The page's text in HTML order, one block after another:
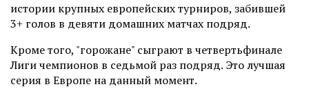
истории крупных европейских турниров, забившей
3+ голов в девяти домашних матчах подряд.
Кроме того, "горожане" сыграют в четвертьфинале
Лиги чемпионов в седьмой раз подряд. Это лучшая
серия в Европе на данный момент.